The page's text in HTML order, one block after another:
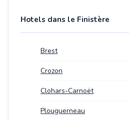
Hotels dans le Finistère
Brest
Crozon
Clohars-Carnoët
Plouguerneau